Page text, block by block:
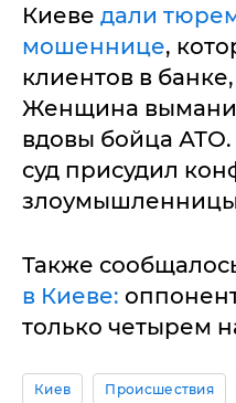
Киеве дали
мошеннице,
клиентов в
Женщина
вдовы бойца
суд присудил
Также
в Киеве:
только четырем
Киев Происшествия